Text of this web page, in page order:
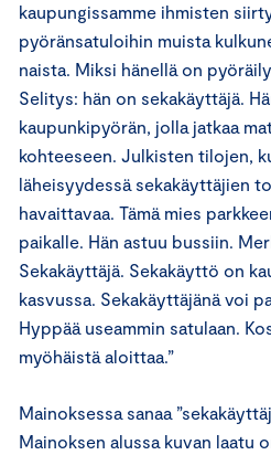
kaupungissamme ihmisten
pyöränsatuloihin muista
naista. Miksi hänellä on
Selitys: hän on sekakäyttäjä.
kaupunkipyörän, jolla jatkaa
kohteeseen. Julkisten tilojen,
läheisyydessä sekakäyttäjien
havaittavaa. Tämä mies
paikalle. Hän astuu bussiin.
Sekakäyttäjä. Sekakäyttö on
kasvussa. Sekakäyttäjänä voi
Hyppää useammin satulaan.
myöhäistä aloittaa.”
Mainoksessa sanaa
Mainoksen alussa kuvan laatu